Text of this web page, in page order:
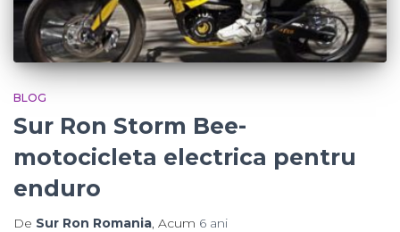
BLOG
Sur Ron Storm Bee-
motocicleta electrica pentru
enduro
De Sur Ron Romania, Acum 6 ani